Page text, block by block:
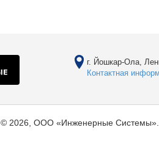
г. Йошкар-Ола,
Контактная
© 2026, ООО «Инженерные Системы».